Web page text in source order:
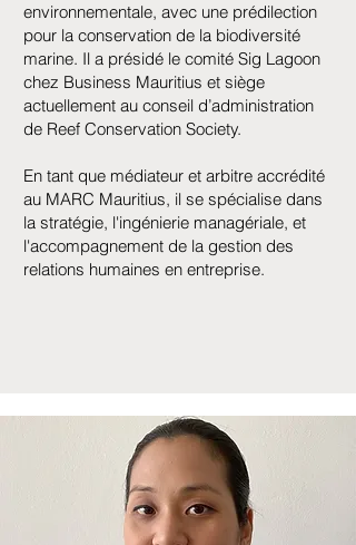
environnementale, avec une prédilection
pour la conservation de la biodiversité
marine. Il a présidé le comité Sig Lagoon
chez Business Mauritius et siège
actuellement au conseil d’administration
de Reef Conservation Society.
En tant que médiateur et arbitre accrédité
au MARC Mauritius, il se spécialise dans
la stratégie, l'ingénierie managériale, et
l'accompagnement de la gestion des
relations humaines en entreprise.